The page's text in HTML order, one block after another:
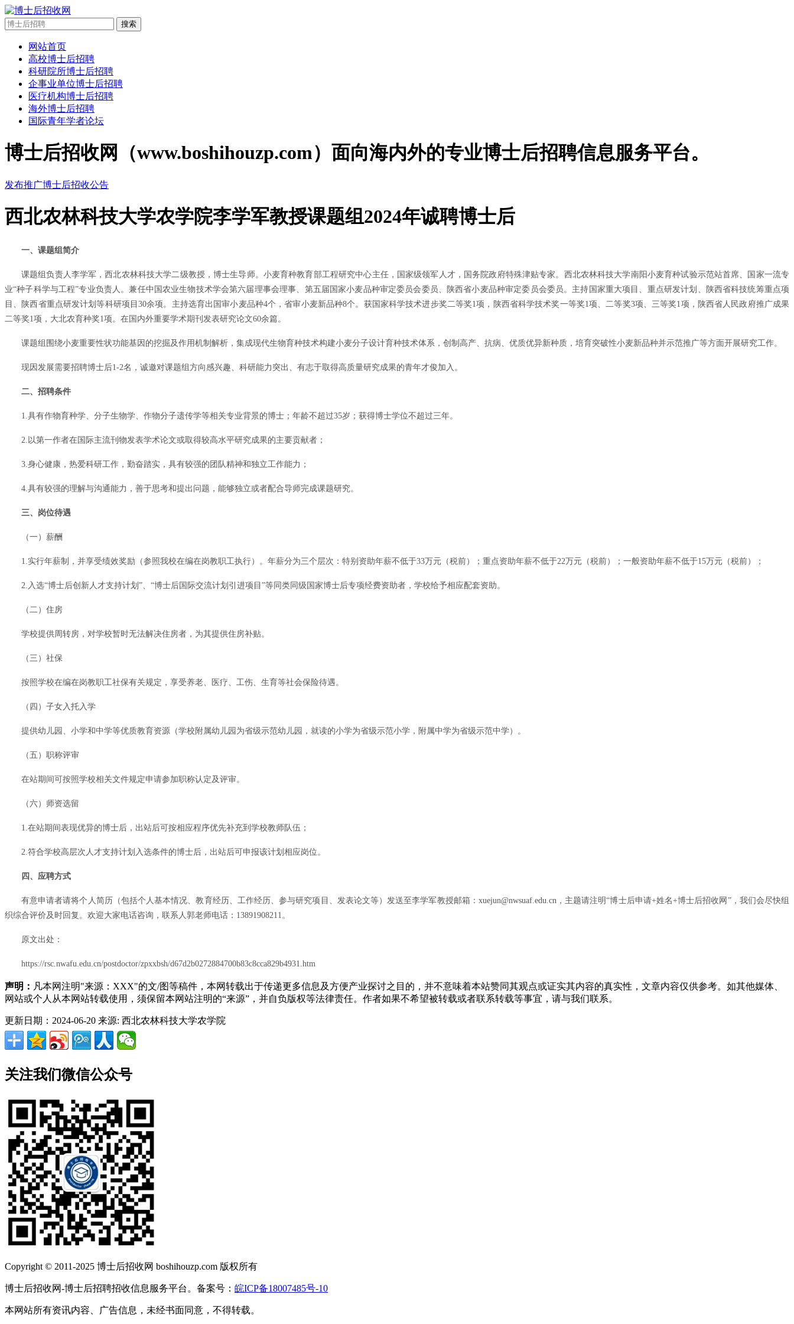
搜索
网站首页
高校博士后招聘
科研院所博士后招聘
企事业单位博士后招聘
医疗机构博士后招聘
海外博士后招聘
国际青年学者论坛
博士后招收网（www.boshihouzp.com）面向海内外的专业博士后招聘信息服务平台。
发布推广博士后招收公告
西北农林科技大学农学院李学军教授课题组2024年诚聘博士后
一、课题组简介
课题组负责人李学军，西北农林科技大学二级教授，博士生导师。小麦育种教育部工程研究中心主任，国家级领军人才，国务院政府特殊津贴专家。西北农林科技大学南阳小麦育种试验示范站首席、国家一流专
业“种子科学与工程”专业负责人。兼任中国农业生物技术学会第六届理事会理事、第五届国家小麦品种审定委员会委员、陕西省小麦品种审定委员会委员。主持国家重大项目、重点研发计划、陕西省科技统筹重点项
目、陕西省重点研发计划等科研项目30余项。主持选育出国审小麦品种4个，省审小麦新品种8个。获国家科学技术进步奖二等奖1项，陕西省科学技术奖一等奖1项、二等奖3项、三等奖1项，陕西省人民政府推广成果
二等奖1项，大北农育种奖1项。在国内外重要学术期刊发表研究论文60余篇。
课题组围绕小麦重要性状功能基因的挖掘及作用机制解析，集成现代生物育种技术构建小麦分子设计育种技术体系，创制高产、抗病、优质优异新种质，培育突破性小麦新品种并示范推广等方面开展研究工作。
现因发展需要招聘博士后1-2名，诚邀对课题组方向感兴趣、科研能力突出、有志于取得高质量研究成果的青年才俊加入。
二、招聘条件
1.具有作物育种学、分子生物学、作物分子遗传学等相关专业背景的博士；年龄不超过35岁；获得博士学位不超过三年。
2.以第一作者在国际主流刊物发表学术论文或取得较高水平研究成果的主要贡献者；
3.身心健康，热爱科研工作，勤奋踏实，具有较强的团队精神和独立工作能力；
4.具有较强的理解与沟通能力，善于思考和提出问题，能够独立或者配合导师完成课题研究。
三、岗位待遇
（一）薪酬
1.实行年薪制，并享受绩效奖励（参照我校在编在岗教职工执行）。年薪分为三个层次：特别资助年薪不低于33万元（税前）；重点资助年薪不低于22万元（税前）；一般资助年薪不低于15万元（税前）；
2.入选“博士后创新人才支持计划”、“博士后国际交流计划引进项目”等同类同级国家博士后专项经费资助者，学校给予相应配套资助。
（二）住房
学校提供周转房，对学校暂时无法解决住房者，为其提供住房补贴。
（三）社保
按照学校在编在岗教职工社保有关规定，享受养老、医疗、工伤、生育等社会保险待遇。
（四）子女入托入学
提供幼儿园、小学和中学等优质教育资源（学校附属幼儿园为省级示范幼儿园，就读的小学为省级示范小学，附属中学为省级示范中学）。
（五）职称评审
在站期间可按照学校相关文件规定申请参加职称认定及评审。
（六）师资选留
1.在站期间表现优异的博士后，出站后可按相应程序优先补充到学校教师队伍；
2.符合学校高层次人才支持计划入选条件的博士后，出站后可申报该计划相应岗位。
四、应聘方式
有意申请者请将个人简历（包括个人基本情况、教育经历、工作经历、参与研究项目、发表论文等）发送至李学军教授邮箱：xuejun@nwsuaf.edu.cn，主题请注明“博士后申请+姓名+博士后招收网”，我们会尽快组
织综合评价及时回复。欢迎大家电话咨询，联系人郭老师电话：13891908211。
原文出处：
https://rsc.nwafu.edu.cn/postdoctor/zpxxbsh/d67d2b0272884700b83c8cca829b4931.htm
声明： 凡本网注明"来源：XXX"的文/图等稿件，本网转载出于传递更多信息及方便产业探讨之目的，并不意味着本站赞同其观点或证实其内容的真实性，文章内容仅供参考。如其他媒体、
网站或个人从本网站转载使用，须保留本网站注明的“来源”，并自负版权等法律责任。作者如果不希望被转载或者联系转载等事宜，请与我们联系。
更新日期：2024-06-20 来源: 西北农林科技大学农学院
关注我们微信公众号
Copyright © 2011-2025 博士后招收网 boshihouzp.com 版权所有
博士后招收网-博士后招聘招收信息服务平台。备案号： 皖ICP备18007485号-10
本网站所有资讯内容、广告信息，未经书面同意，不得转载。